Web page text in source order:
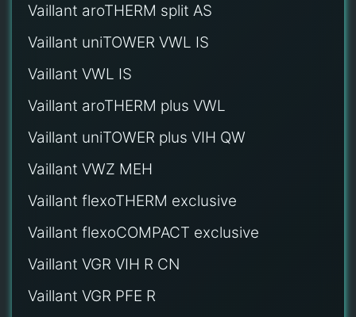
Vaillant aroTHERM split AS
Vaillant uniTOWER VWL IS
Vaillant VWL IS
Vaillant aroTHERM plus VWL
Vaillant uniTOWER plus VIH QW
Vaillant VWZ MEH
Vaillant flexoTHERM exclusive
Vaillant flexoCOMPACT exclusive
Vaillant VGR VIH R CN
Vaillant VGR PFE R